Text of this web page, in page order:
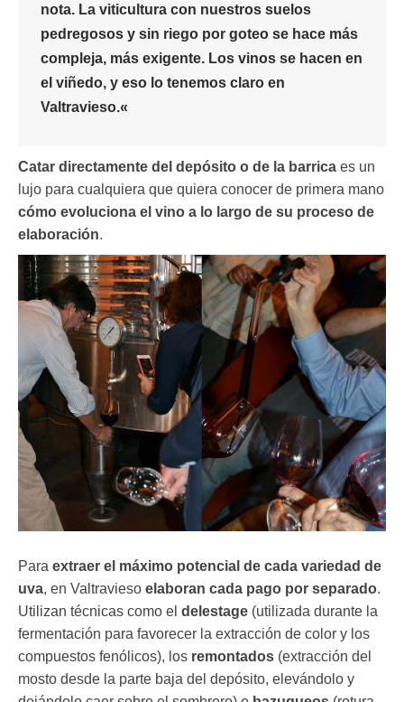
nota. La viticultura con nuestros suelos
pedregosos y sin riego por goteo se hace más
compleja, más exigente. Los vinos se hacen en
el viñedo, y eso lo tenemos claro en
Valtravieso.«
Catar directamente del depósito o de la barrica es un
lujo para cualquiera que quiera conocer de primera mano
cómo evoluciona el vino a lo largo de su proceso de
elaboración.
Para extraer el máximo potencial de cada variedad de
uva, en Valtravieso elaboran cada pago por separado.
Utilizan técnicas como el delestage (utilizada durante la
fermentación para favorecer la extracción de color y los
compuestos fenólicos), los remontados (extracción del
mosto desde la parte baja del depósito, elevándolo y